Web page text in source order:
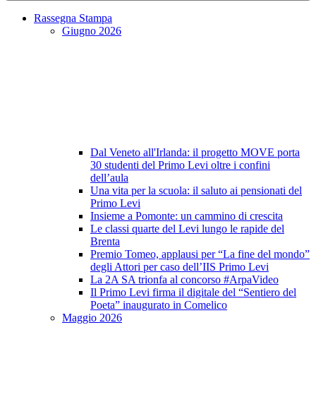
Rassegna Stampa
Giugno 2026
Dal Veneto all'Irlanda: il progetto MOVE porta
30 studenti del Primo Levi oltre i confini
dell’aula
Una vita per la scuola: il saluto ai pensionati del
Primo Levi
Insieme a Pomonte: un cammino di crescita
Le classi quarte del Levi lungo le rapide del
Brenta
Premio Tomeo, applausi per “La fine del mondo”
degli Attori per caso dell’IIS Primo Levi
La 2A SA trionfa al concorso #ArpaVideo
Il Primo Levi firma il digitale del “Sentiero del
Poeta” inaugurato in Comelico
Maggio 2026